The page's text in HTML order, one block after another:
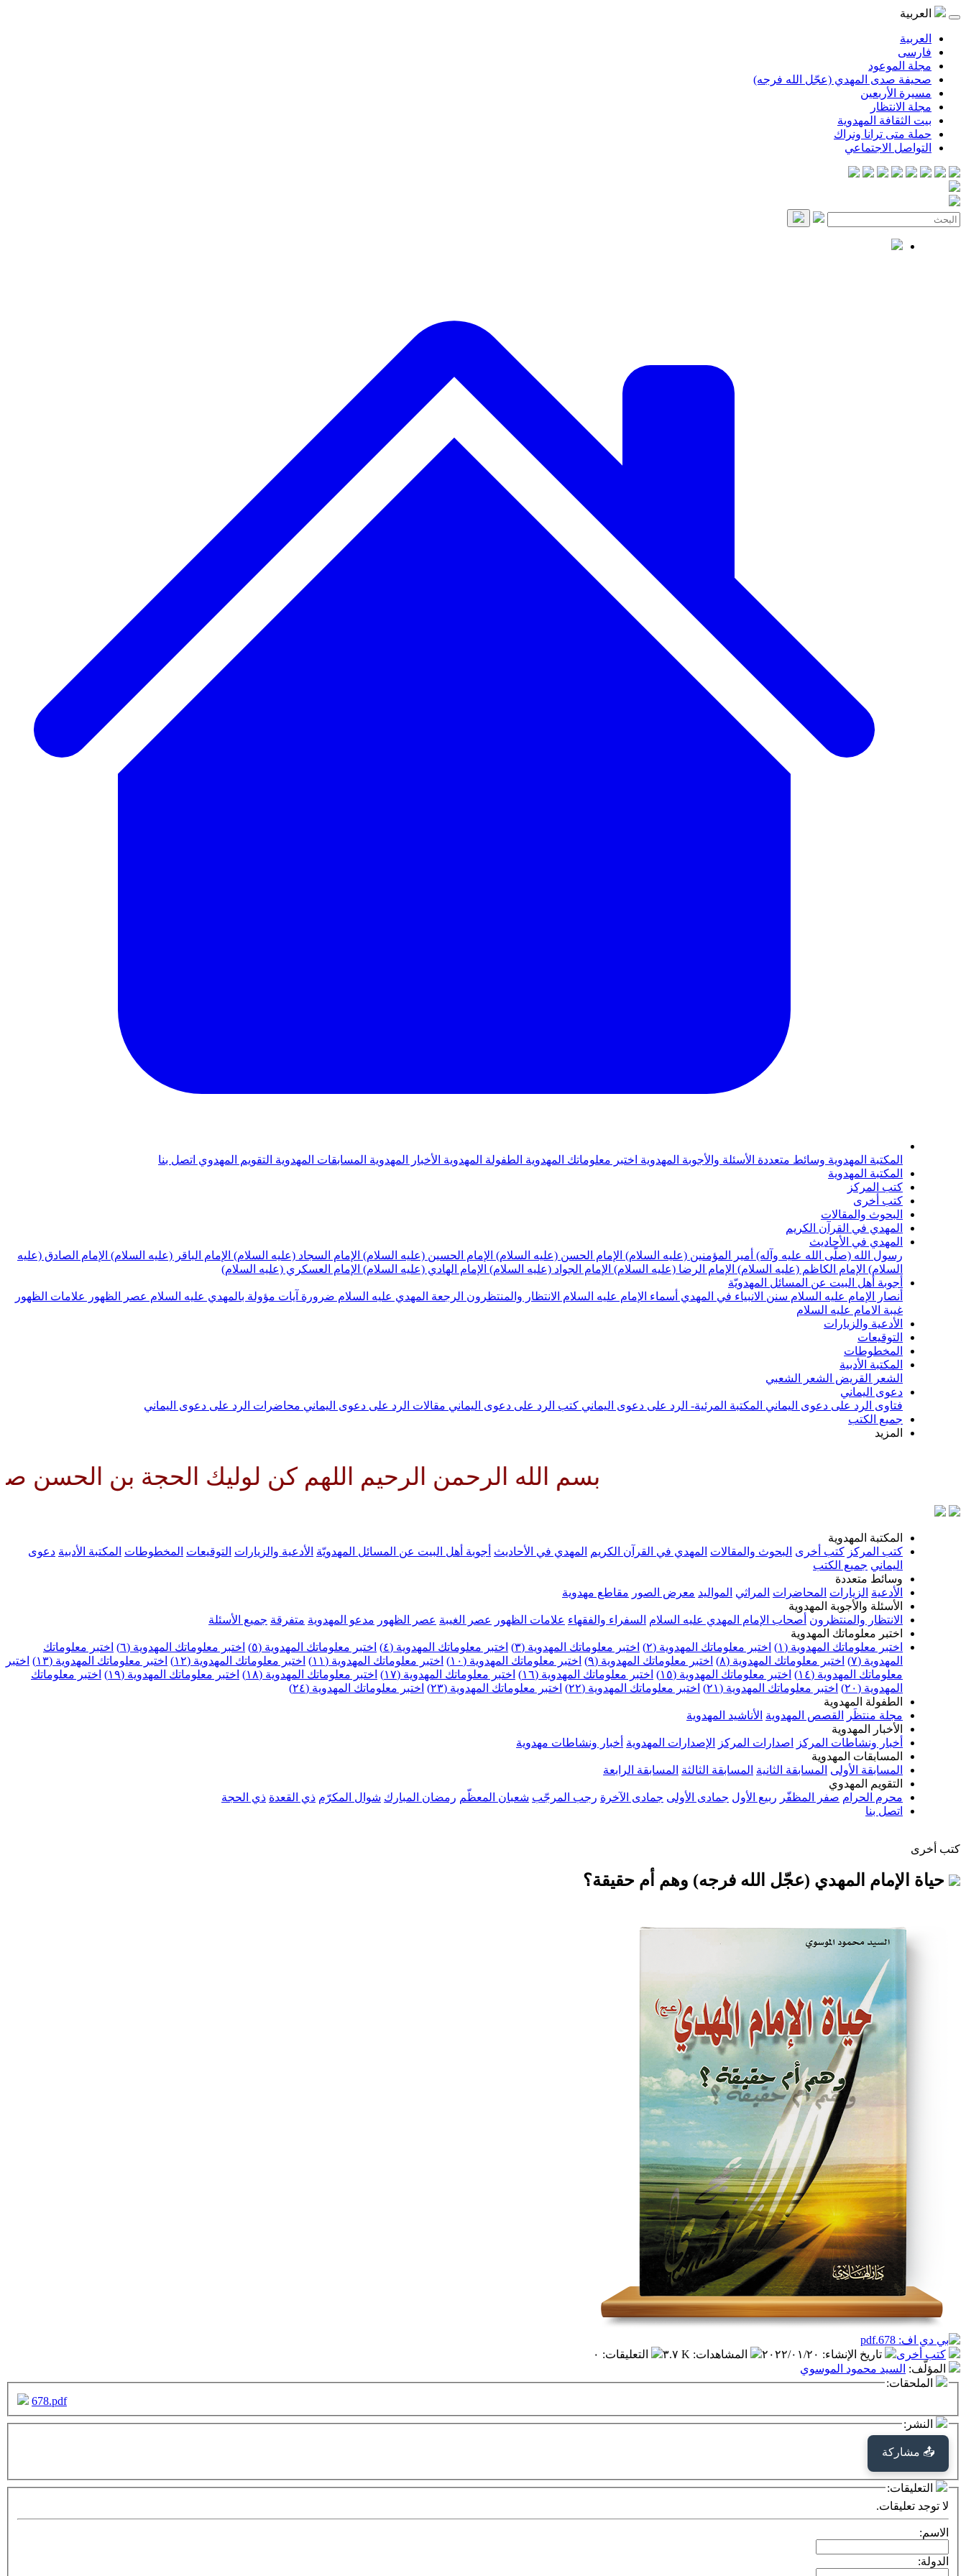
العربية
العربية
فارسی
مجلة الموعود
صحيفة صدى المهدي (عجّل الله فرجه)
مسيرة الأربعين
مجلة الانتظار
بيت الثقافة المهدوية
حملة متى ترانا ونراك
التواصل الاجتماعي
المكتبة المهدوية وسائط متعددة الأسئلة والأجوبة المهدوية اختبر معلوماتك المهدوية الطفولة المهدوية الأخبار المهدوية المسابقات المهدوية التقويم المهدوي اتصل بنا
المكتبة المهدوية
كتب المركز
كتب أخرى
البحوث والمقالات
المهدي في القرآن الكريم
المهدي في الأحاديث
رسول الله (صلّى الله عليه وآله) أمير المؤمنين (عليه السلام) الإمام الحسن (عليه السلام) الإمام الحسين (عليه السلام) الإمام السجاد (عليه السلام) الإمام الباقر (عليه السلام) الإمام الصادق (عليه
السلام) الإمام الكاظم (عليه السلام) الإمام الرضا (عليه السلام) الإمام الجواد (عليه السلام) الإمام الهادي (عليه السلام) الإمام العسكري (عليه السلام)
أجوبة أهل البيت عن المسائل المهدويّة
أنصار الإمام عليه السلام سنن الانبياء في المهدي أسماء الإمام عليه السلام الانتظار والمنتظرون الرجعة المهدي عليه السلام ضرورة آيات مؤولة بالمهدي عليه السلام عصر الظهور
علامات الظهور
غيبة الامام عليه السلام
الأدعية والزيارات
التوقيعات
المخطوطات
المكتبة الأدبية
الشعر القريض الشعر الشعبي
دعوى اليماني
فتاوى الرد على دعوى اليماني المكتبة المرئية- الرد على دعوى اليماني كتب الرد على دعوى اليماني مقالات الرد على دعوى اليماني محاضرات الرد على دعوى اليماني
جميع الكتب
المزيد
بسم الله الرحمن الرحيم اللهم كن لوليك الحجة بن الحسن صلواتك
المكتبة المهدوية
كتب المركز كتب أخرى البحوث والمقالات المهدي في القرآن الكريم المهدي في الأحاديث أجوبة أهل البيت عن المسائل المهدويّة الأدعية والزيارات التوقيعات المخطوطات المكتبة الأدبية دعوى
اليماني جميع الكتب
وسائط متعددة
الأدعية الزيارات المحاضرات المراثي المواليد معرض الصور مقاطع مهدوية
الأسئلة والأجوبة المهدوية
الانتظار والمنتظرون أصحاب الإمام المهدي عليه السلام السفراء والفقهاء علامات الظهور عصر الغيبة عصر الظهور مدعو المهدوية متفرقة جميع الأسئلة
اختبر معلوماتك المهدوية
اختبر معلوماتك المهدوية (١)
اختبر معلوماتك المهدوية (٢) اختبر معلوماتك المهدوية (٣) اختبر معلوماتك المهدوية (٤) اختبر معلوماتك المهدوية (٥) اختبر معلوماتك المهدوية (٦)
اختبر معلوماتك
المهدوية (٧)
اختبر معلوماتك المهدوية (٨) اختبر معلوماتك المهدوية (٩) اختبر معلوماتك المهدوية (١٠) اختبر معلوماتك المهدوية (١١) اختبر معلوماتك المهدوية (١٢) اختبر معلوماتك المهدوية (١٣)
اختبر
معلوماتك المهدوية (١٤)
اختبر معلوماتك المهدوية (١٥) اختبر معلوماتك المهدوية (١٦) اختبر معلوماتك المهدوية (١٧) اختبر معلوماتك المهدوية (١٨) اختبر معلوماتك المهدوية (١٩)
اختبر معلوماتك
المهدوية (٢٠)
اختبر معلوماتك المهدوية (٢١) اختبر معلوماتك المهدوية (٢٢) اختبر معلوماتك المهدوية (٢٣)
اختبر معلوماتك المهدوية (٢٤)
الطفولة المهدوية
مجلة منتظَر
القصص المهدوية الأناشيد المهدوية
الأخبار المهدوية
أخبار ونشاطات المركز
اصدارات المركز الإصدارات المهدوية أخبار ونشاطات مهدوية
المسابقات المهدوية
المسابقة الأولى المسابقة الثانية المسابقة الثالثة المسابقة الرابعة
التقويم المهدوي
محرم الحرام صفر المظفّر ربيع الأول جمادى الأولى جمادى الآخرة رجب المرجّب شعبان المعظّم رمضان المبارك شوال المكرّم ذي القعدة ذي الحجة
اتصل بنا
كتب أخرى
حياة الإمام المهدي (عجّل الله فرجه) وهم أم حقيقة؟
كتب أخرى تاريخ الإنشاء: ٢٠٢٢/٠١/٢٠ المشاهدات: ٣.٧ K التعليقات: ٠
المؤلّف: السيد محمود الموسوي
الملحقات:
678.pdf
النشر:
📤 مشاركة
التعليقات:
لا توجد تعليقات.
الاسم:
الدولة: